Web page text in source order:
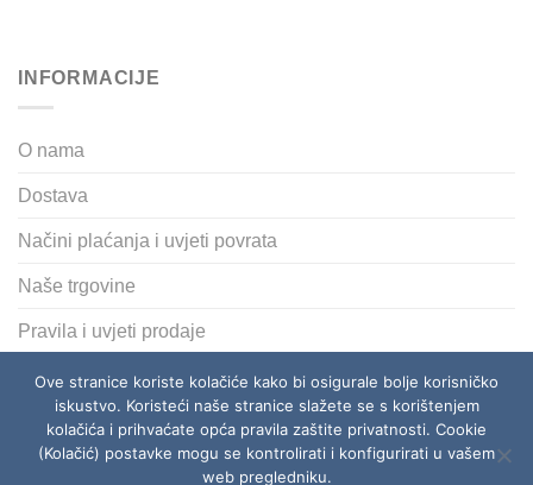
INFORMACIJE
O nama
Dostava
Načini plaćanja i uvjeti povrata
Naše trgovine
Pravila i uvjeti prodaje
Polica privatnosti
O NAMA DOSTAVA
NAČINI PLAĆANJA I UVJETI POVRATA
NAŠE TRGOVINE
PRAVILA I UVJETI PRODAJE
Ove stranice koriste kolačiće kako bi osigurale bolje korisničko
iskustvo. Koristeći naše stranice slažete se s korištenjem
kolačića i prihvaćate opća pravila zaštite privatnosti. Cookie
(Kolačić) postavke mogu se kontrolirati i konfigurirati u vašem
web pregledniku.